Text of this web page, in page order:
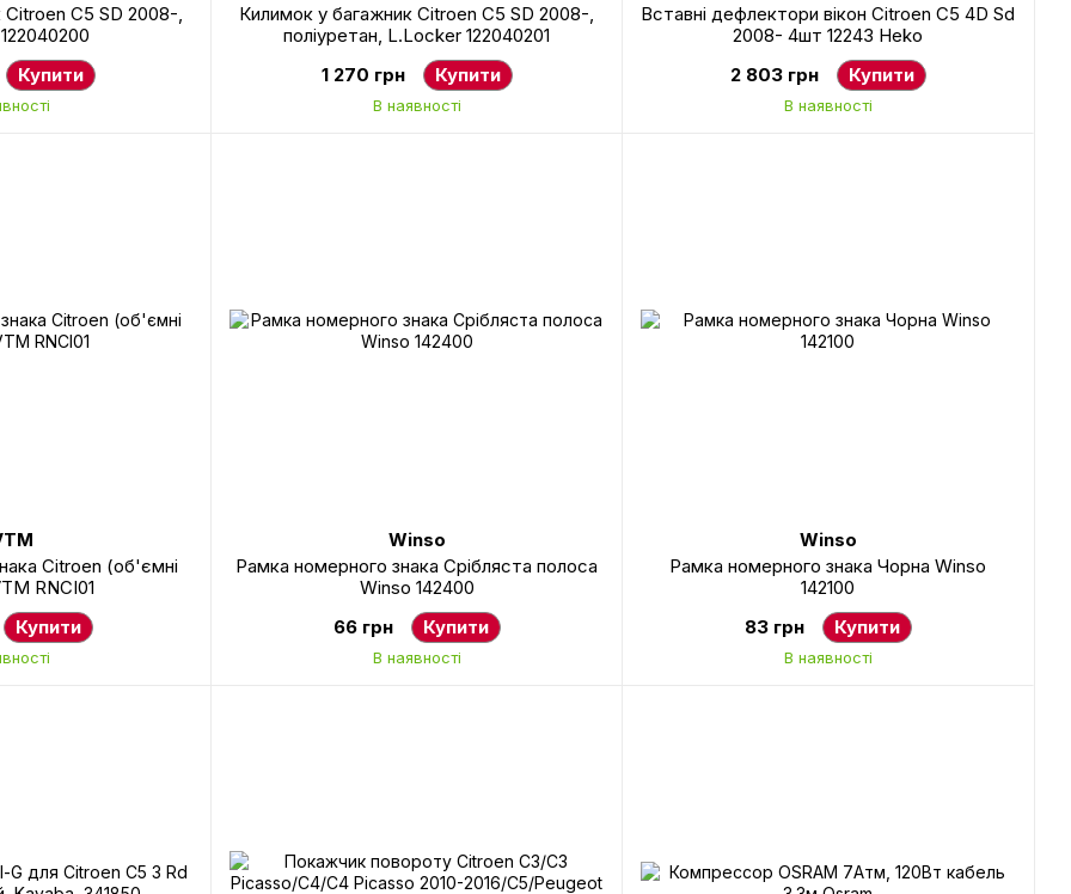
C5 SD 2008-,
Купити
Килимок у багажник Citroen C5 SD 2008-,
поліуретан, L.Locker 122040201
1 270 грн
Купити
В наявності
Вставні дефлектори вікон Citroen C5 4D Sd
2008- 4шт 12243 Heko
2 803 грн
Купити
В наявності
Citroen (об'ємні
RNCI01
Купити
Winso
Рамка номерного знака Срібляста полоса
Winso 142400
66 грн
Купити
В наявності
Winso
Рамка номерного знака Чорна Winso
142100
83 грн
Купити
В наявності